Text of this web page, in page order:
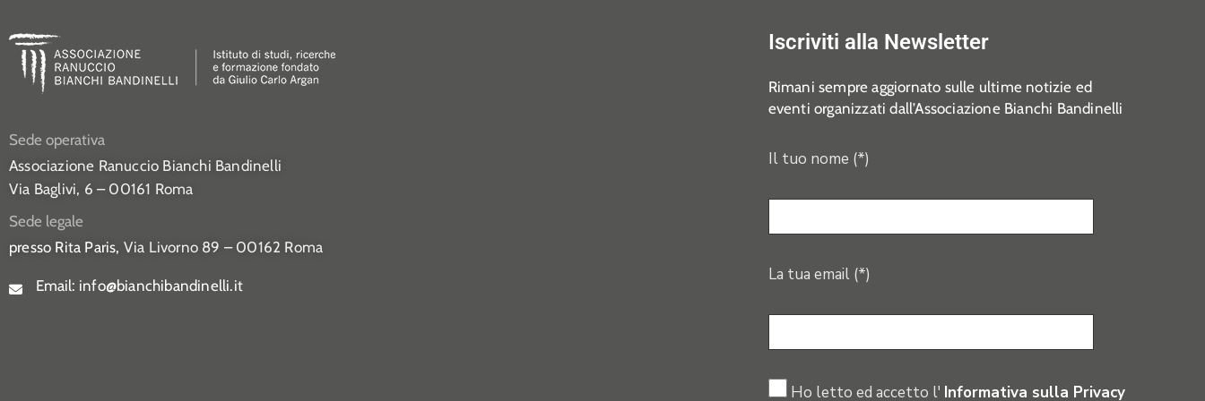
Sede operativa
Associazione Ranuccio Bianchi Bandinelli
Via Baglivi, 6 – 00161 Roma
Sede legale
presso Rita Paris, Via Livorno 89 – 00162 Roma
Email: info@bianchibandinelli.it
Iscriviti alla Newsletter
Rimani sempre aggiornato sulle ultime notizie ed
eventi organizzati dall’Associazione Bianchi Bandinelli
Il tuo nome (*)
La tua email (*)
Ho letto ed accetto l' Informativa sulla Privacy